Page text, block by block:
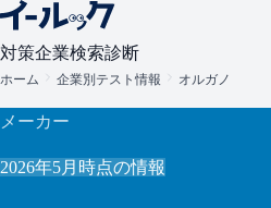
対策企業検索診断
ホーム 企業別テスト情報 オルガノ
メーカー
2026年5月 時点の情報